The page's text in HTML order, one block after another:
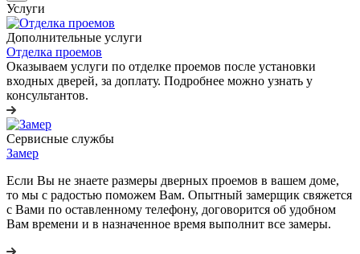
Услуги
Дополнительные услуги
Отделка проемов
Оказываем услуги по отделке проемов после установки
входных дверей, за доплату. Подробнее можно узнать у
консультантов.
Сервисные службы
Замер
Если Вы не знаете размеры дверных проемов в вашем доме,
то мы с радостью поможем Вам. Опытный замерщик свяжется
с Вами по оставленному телефону, договорится об удобном
Вам времени и в назначенное время выполнит все замеры.